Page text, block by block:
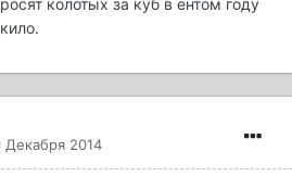
колотых за куб в ентом году
Декабря 2014